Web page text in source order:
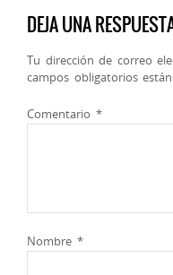
DEJA UNA
Tu dirección de correo
campos obligatorios
Comentario *
Nombre *